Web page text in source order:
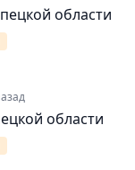
области
области